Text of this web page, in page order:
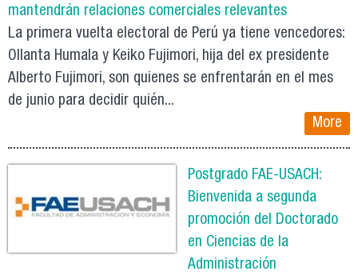
mantendrán relaciones comerciales relevantes
La primera vuelta electoral de Perú ya tiene vencedores:
Ollanta Humala y Keiko Fujimori, hija del ex presidente
Alberto Fujimori, son quienes se enfrentarán en el mes
de junio para decidir quién...
More
Postgrado FAE-USACH:
Bienvenida a segunda
promoción del Doctorado
en Ciencias de la
Administración